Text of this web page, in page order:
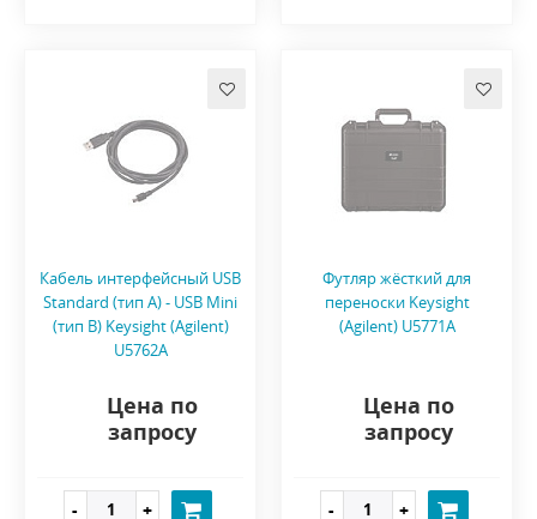
Кабель интерфейсный USB
Standard (тип А) - USB Mini
(тип B) Keysight (Agilent)
U5762A
Цена по
запросу
Футляр жёсткий для
переноски Keysight
(Agilent) U5771A
Цена по
запросу